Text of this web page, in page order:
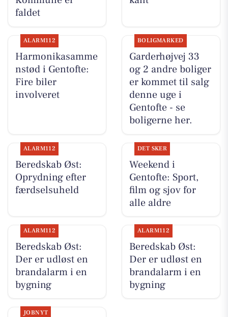
faldet
ALARM112
Harmonikasamme
nstød i Gentofte:
Fire biler
involveret
BOLIGMARKED
Garderhøjvej 33
og 2 andre boliger
er kommet til salg
denne uge i
Gentofte - se
boligerne her.
ALARM112
Beredskab Øst:
Oprydning efter
færdselsuheld
DET SKER
Weekend i
Gentofte: Sport,
film og sjov for
alle aldre
ALARM112
Beredskab Øst:
Der er udløst en
brandalarm i en
bygning
ALARM112
Beredskab Øst:
Der er udløst en
brandalarm i en
bygning
JOBNYT